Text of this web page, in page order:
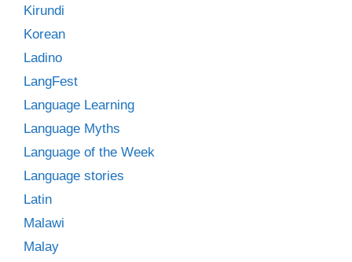
Kirundi
Korean
Ladino
LangFest
Language Learning
Language Myths
Language of the Week
Language stories
Latin
Malawi
Malay